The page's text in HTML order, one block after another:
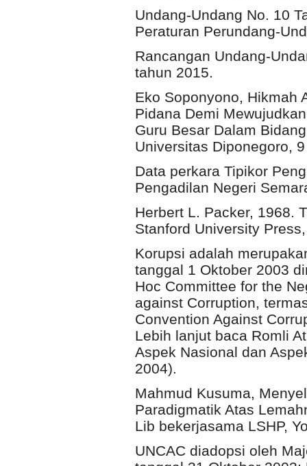
Undang-Undang No. 10
Peraturan Perundang-
Rancangan Undang-
tahun 2015.
Eko Soponyono, Hikmah
Pidana Demi
Guru Besar Dalam
Universitas Diponegoro,
Data perkara Tipikor
Pengadilan Negeri
Herbert L. Packer, 1968.
Stanford University
Korupsi adalah
tanggal 1 Oktober 2003
Hoc Committee for the
against Corruption,
Convention Against
Lebih lanjut baca Romli
Aspek Nasional dan
2004).
Mahmud Kusuma,
Paradigmatik Atas
Lib bekerjasama LSHP,
UNCAC diadopsi oleh